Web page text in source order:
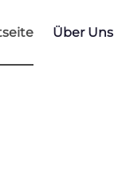
Über Uns